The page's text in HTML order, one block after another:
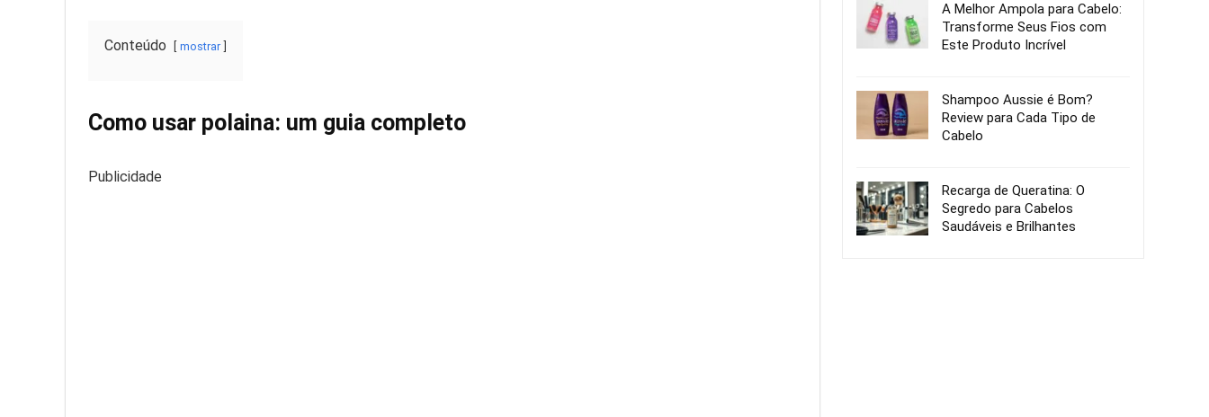
Conteúdo mostrar
Como usar polaina: um guia completo
Publicidade
A Melhor Ampola para Cabelo:
Transforme Seus Fios com
Este Produto Incrível
Shampoo Aussie é Bom?
Review para Cada Tipo de
Cabelo
Recarga de Queratina: O
Segredo para Cabelos
Saudáveis e Brilhantes